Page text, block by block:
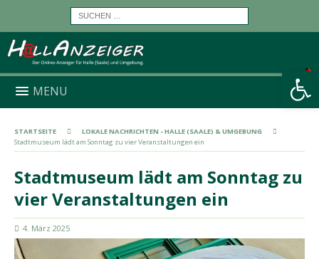
Werkzeugleiste öffnen
MENU
STARTSEITE
LOKALE NACHRICHTEN - HALLE (SAALE) & UMGEBUNG
Stadtmuseum lädt am Sonntag zu vier Veranstaltungen ein
Stadtmuseum lädt am Sonntag zu
vier Veranstaltungen ein
4. März 2025